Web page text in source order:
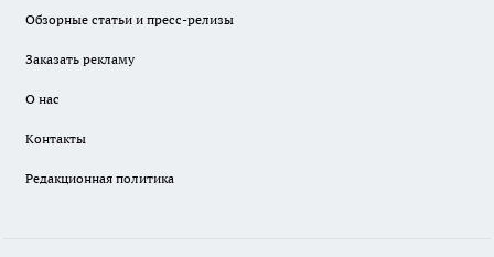
Обзорные статьи и пресс-релизы
Заказать рекламу
О нас
Контакты
Редакционная политика